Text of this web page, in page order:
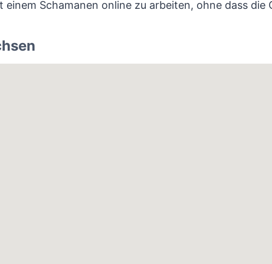
Schamanen online zu arbeiten, ohne dass die